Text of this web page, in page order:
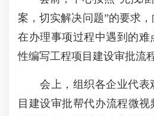
案，切实解决问题”的要求
在办理事项过程中遇到的难
性编写工程项目建设审批流
会上，组织各企业代表
目建设审批帮代办流程微视